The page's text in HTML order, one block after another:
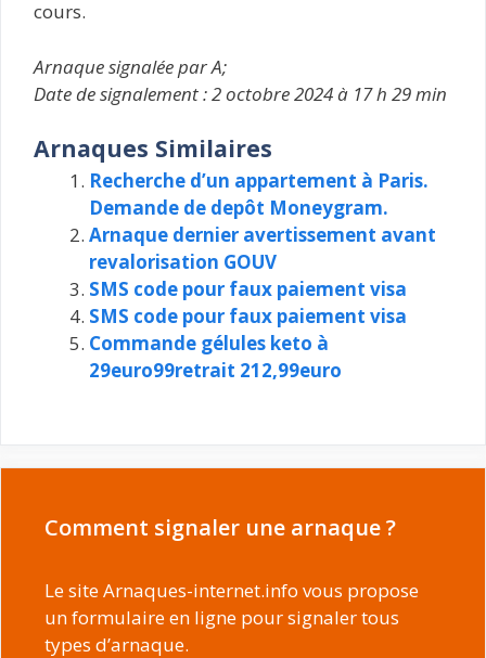
cours.
Arnaque signalée par A;
Date de signalement : 2 octobre 2024 à 17 h 29 min
Arnaques Similaires
Recherche d’un appartement à Paris.
Demande de depôt Moneygram.
Arnaque dernier avertissement avant
revalorisation GOUV
SMS code pour faux paiement visa
SMS code pour faux paiement visa
Commande gélules keto à
29euro99retrait 212,99euro
Comment signaler une arnaque ?
Le site Arnaques-internet.info vous propose
un formulaire en ligne pour signaler tous
types d’arnaque.